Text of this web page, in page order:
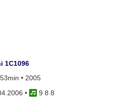
1C1096
• 2005
•
9 8 8